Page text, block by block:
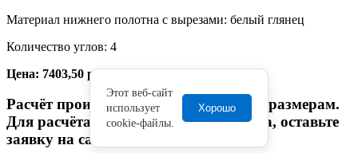
Этот веб-сайт
использует
cookie-файлы.
Хорошо
Материал нижнего полотна с вырезами: белый глянец
Количество углов: 4
Цена: 7403,50 руб.
Расчёт произведён по произвольным размерам.
Для расчёта стоимости Вашего заказа, оставьте
заявку на сайте.